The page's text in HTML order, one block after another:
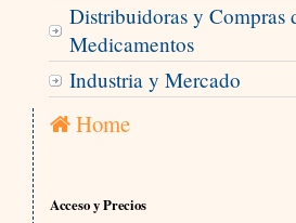
Distribuidoras y Compras
Medicamentos
Industria y Mercado
Home
Acceso y Precios